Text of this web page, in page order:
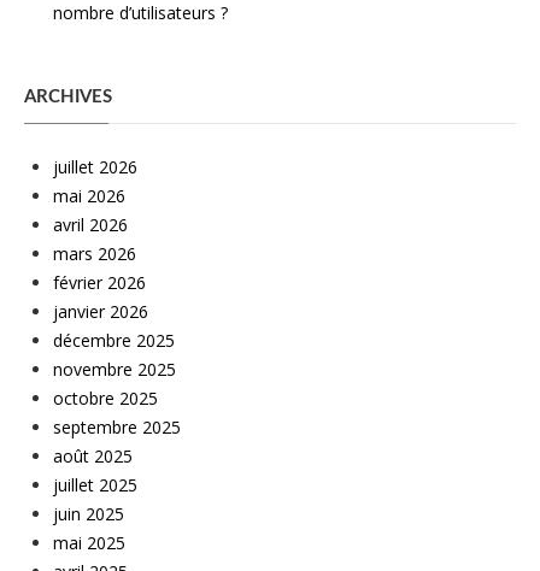
nombre d’utilisateurs ?
ARCHIVES
juillet 2026
mai 2026
avril 2026
mars 2026
février 2026
janvier 2026
décembre 2025
novembre 2025
octobre 2025
septembre 2025
août 2025
juillet 2025
juin 2025
mai 2025